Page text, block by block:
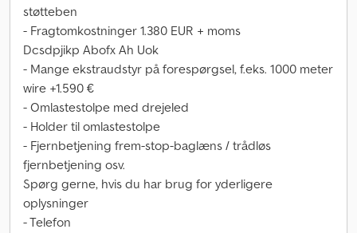
støtteben
- Fragtomkostninger 1.380 EUR + moms
Dcsdpjikp Abofx Ah Uok
- Mange ekstraudstyr på forespørgsel, f.eks. 1000 meter
wire +1.590 €
- Omlastestolpe med drejeled
- Holder til omlastestolpe
- Fjernbetjening frem-stop-baglæns / trådløs
fjernbetjening osv.
Spørg gerne, hvis du har brug for yderligere
oplysninger
- Telefon